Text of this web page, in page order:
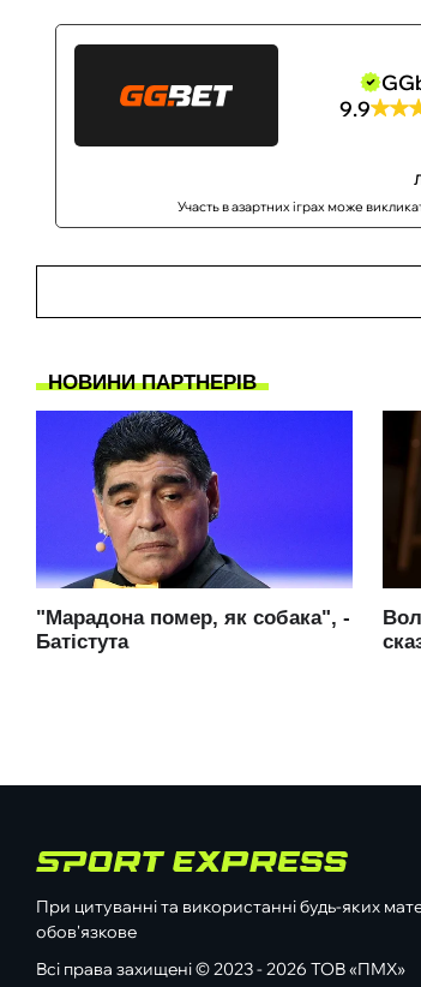
9.9
Участь в азартних іграх може
При цитуванні та використанні будь-яких
обов'язкове
Всі права захищені © 2023 - 2026 ТОВ «ПМХ»